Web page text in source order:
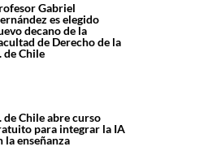
Gabriel
es elegido
decano de la
de Derecho de la
de Chile
de Chile abre curso
para integrar la IA
la enseñanza